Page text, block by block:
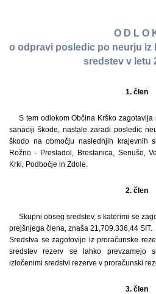
O D L O
o odpravi posledic po neurju iz
sredstev v letu
1. člen
S tem odlokom Občina Krško
sanaciji škode, nastale zaradi posledic
škodo na območju naslednjih krajevnih
Rožno - Presladol, Brestanica, Senuše,
Krki, Podbočje in Zdole.
2. člen
Skupni obseg sredstev, s katerimi se
prejšnjega člena, znaša 21,709.336,44 SIT.
Sredstva se zagotovijo iz proračunske
sredstev rezerv se lahko prevzamejo
izločenimi sredstvi rezerve v proračunski
3. člen